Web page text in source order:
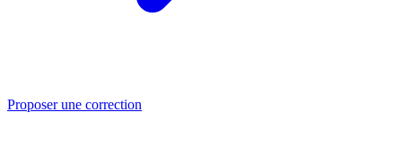
Proposer une correction